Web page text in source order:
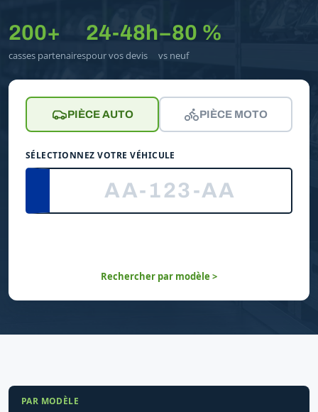
200+
casses partenaires
24-48h
pour vos devis
−80 %
vs neuf
PIÈCE AUTO PIÈCE MOTO
SÉLECTIONNEZ VOTRE VÉHICULE
Rechercher par modèle >
PAR MODÈLE